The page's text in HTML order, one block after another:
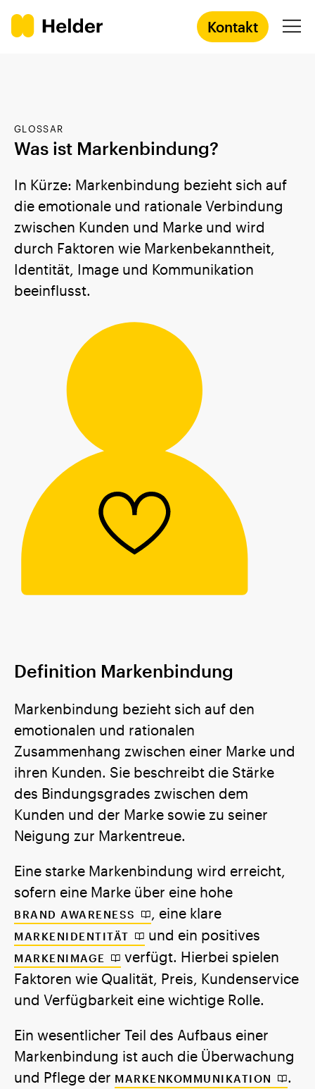
Kontakt
Services
Prozess
Success Stories
Academy
GLOSSAR
Was ist Markenbindung?
In Kürze: Markenbindung bezieht sich auf
die emotionale und rationale Verbindung
zwischen Kunden und Marke und wird
durch Faktoren wie Markenbekanntheit,
Identität, Image und Kommunikation
beeinflusst.
Definition Markenbindung
Markenbindung bezieht sich auf den
emotionalen und rationalen
Zusammenhang zwischen einer Marke und
ihren Kunden. Sie beschreibt die Stärke
des Bindungsgrades zwischen dem
Kunden und der Marke sowie zu seiner
Neigung zur Markentreue.
Eine starke Markenbindung wird erreicht,
sofern eine Marke über eine hohe
BRAND AWARENESS , eine klare
MARKENIDENTITÄT und ein positives
MARKENIMAGE
verfügt. Hierbei spielen
Faktoren wie Qualität, Preis, Kundenservice
und Verfügbarkeit eine wichtige Rolle.
Ein wesentlicher Teil des Aufbaus einer
Markenbindung ist auch die Überwachung
und Pflege der MARKENKOMMUNIKATION
.